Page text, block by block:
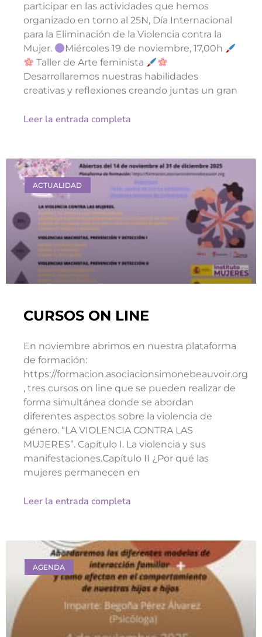
participar en las actividades que hemos
organizado en torno al 25N, Día Internacional
para la Eliminación de la Violencia contra la
Mujer.
Miércoles 19 de noviembre, 17,00h
Taller de Arte feminista
Desarrollaremos nuestras habilidades
creativas y reflexiones creando juntas un gran
Leer la entrada completa
ACTUALIDAD
CURSOS ON LINE
En noviembre abrimos en nuestra plataforma
de formación:
https://formacion.asociacionsimonebeauvoir.org
, tres cursos on line que se pueden realizar de
forma simultánea donde se abordan
diferentes aspectos sobre la violencia de
género. “LA VIOLENCIA CONTRA LAS
MUJERES”. Capítulo I. La violencia y sus
manifestaciones.Capítulo II ¿Por qué las
mujeres permanecen en
Leer la entrada completa
AGENDA